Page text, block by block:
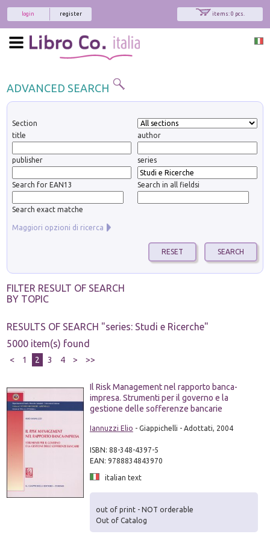
items: 0 pcs.
register
login
ADVANCED SEARCH
Section
title
author
publisher series
Search for EAN13 Search in all fieldsi
Search exact matche
Maggiori opzioni di ricerca
FILTER RESULT OF SEARCH
BY TOPIC
RESULTS OF SEARCH "series: Studi e Ricerche"
5000 item(s) found
< 1 2 3 4 > >>
Il Risk Management nel rapporto banca-
impresa. Strumenti per il governo e la
gestione delle sofferenze bancarie
Iannuzzi Elio - Giappichelli - Adottati, 2004
ISBN: 88-348-4397-5
EAN: 9788834843970
italian text
out of print - NOT orderable
Out of Catalog